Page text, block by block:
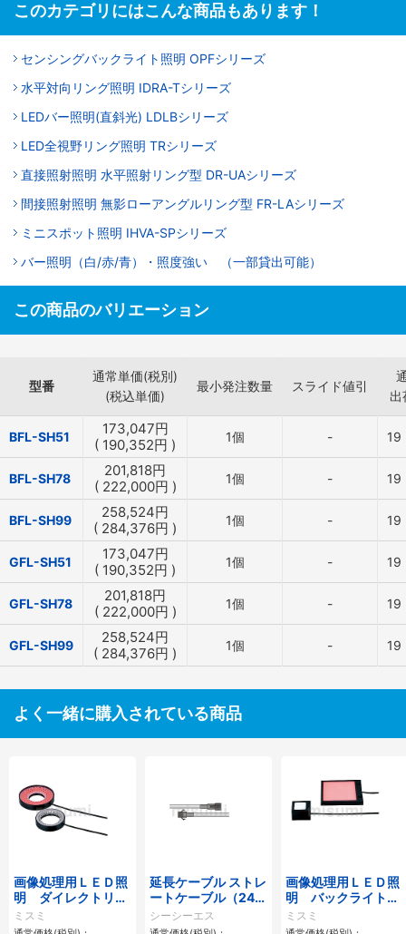
このカテゴリにはこんな商品もあります！
センシングバックライト照明 OPFシリーズ
水平対向リング照明 IDRA-Tシリーズ
LEDバー照明(直斜光) LDLBシリーズ
LED全視野リング照明 TRシリーズ
直接照射照明 水平照射リング型 DR-UAシリーズ
間接照射照明 無影ローアングルリング型 FR-LAシリーズ
ミニスポット照明 IHVA-SPシリーズ
バー照明（白/赤/青）・照度強い （一部貸出可能）
この商品のバリエーション
型番
通常単価(税別)
(税込単価)
最小発注数量 スライド値引
出
BFL-SH51 173,047円
( 190,352円 ) 1個 - 19
BFL-SH78 201,818円
( 222,000円 ) 1個 - 19
BFL-SH99 258,524円
( 284,376円 ) 1個 - 19
GFL-SH51 173,047円
( 190,352円 ) 1個 - 19
GFL-SH78 201,818円
( 222,000円 ) 1個 - 19
GFL-SH99 258,524円
( 284,376円 ) 1個 - 19
よく一緒に購入されている商品
画像処理用ＬＥＤ照
明 ダイレクトリン
グタイプ
ミスミ
延長ケーブル ストレ
ートケーブル（24V
用／HLV用） FCBシ
リーズ
シーシーエス
画像処理用ＬＥＤ照
明 バックライトタ
イプ
ミスミ